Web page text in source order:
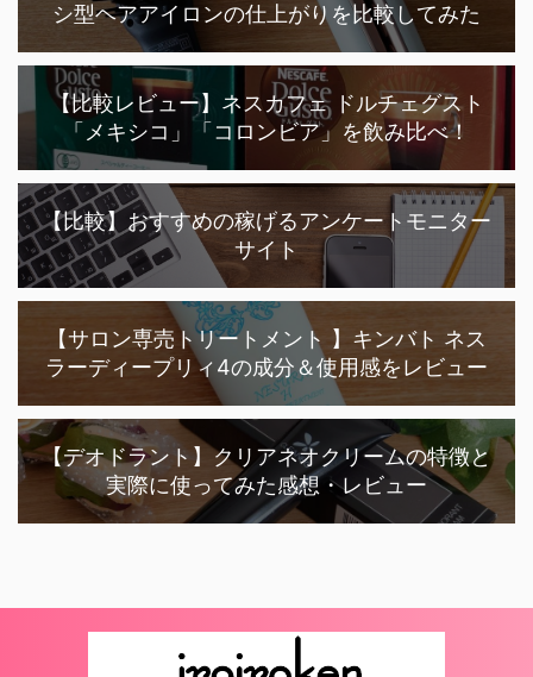
シ型ヘアアイロンの仕上がりを比較してみた
【比較レビュー】ネスカフェ ドルチェグスト
「メキシコ」「コロンビア」を飲み比べ！
【比較】おすすめの稼げるアンケートモニター
サイト
【サロン専売トリートメント 】キンバト ネス
ラーディープリィ4の成分＆使用感をレビュー
【デオドラント】クリアネオクリームの特徴と
実際に使ってみた感想・レビュー